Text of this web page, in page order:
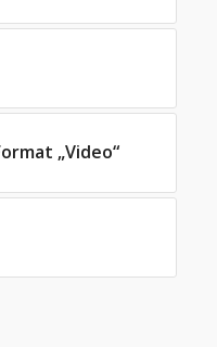
„Video“